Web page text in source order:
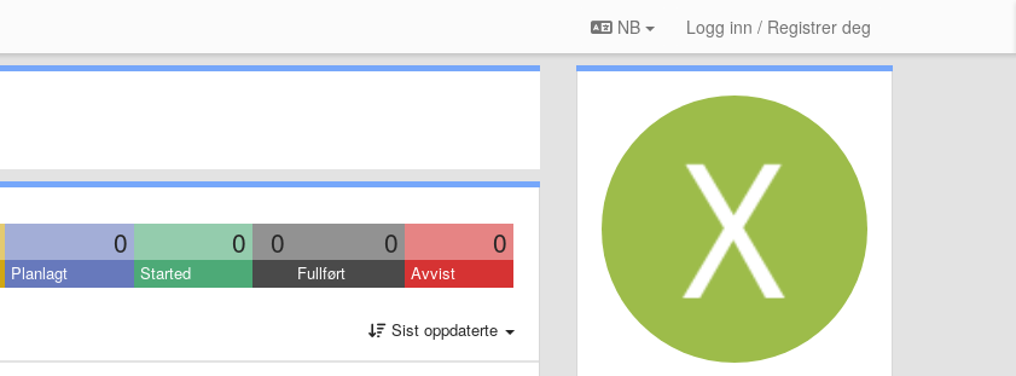
NB Logg inn / Registrer deg
0 0 0 0 0
Planlagt Started Fullført Avvist
Sist oppdaterte